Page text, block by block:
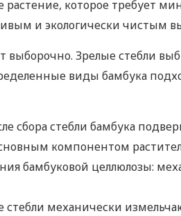
которое требует
и экологически чистым
выборочно. Зрелые стебли
виды бамбука
сбора стебли бамбука
компонентом
бамбуковой целлюлозы:
стебли механически